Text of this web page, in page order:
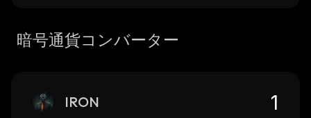
暗号通貨コンバーター
IRON